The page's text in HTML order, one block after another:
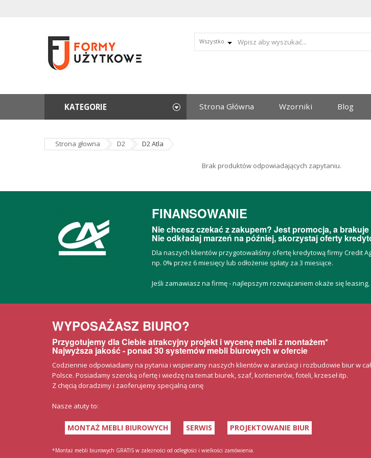
Wszystko
Strona Główna Wzorniki Blog
KATEGORIE
Strona głowna D2 D2 Atla
Brak produktów odpowiadających zapytaniu.
FINANSOWANIE
Nie chcesz czekać z zakupem? Jest promocja, a
Nie odkładaj marzeń na później, skorzystaj oferty
Dla naszych klientów przygotowaliśmy ofertę kredytową firmy Credit
np. 0% przez 6 miesięcy lub odłożenie spłaty za 3 miesiące.
Jeśli zamawiasz na firmę - najlepszym rozwiązaniem okaże się
WYPOSAŻASZ BIURO?
Przygotujemy dla Ciebie atrakcyjny projekt i wycenę mebli z montażem*
Najwyższa jakość - ponad 30 systemów mebli biurowych w ofercie
Codziennie odpowiadamy na pytania i wspieramy naszych klientów w aranżacji i rozbudowie biur w
Polsce. Posiadamy szeroką ofertę i wiedzę na temat biurek, szaf, kontenerów, foteli, krzeseł itp.
Z chęcią doradzimy i zaoferujemy specjalną cenę
Nasze atuty to:
MONTAŻ MEBLI BIUROWYCH SERWIS PROJEKTOWANIE BIUR
*Montaż mebli biurowych GRATIS w zależności od odległości i wielkości zamówienia.